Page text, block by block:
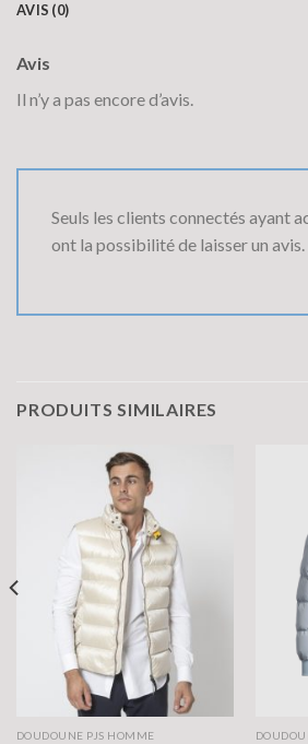
AVIS (0)
Avis
Il n’y a pas encore d’avis.
Seuls les clients connectés ayant
ont la possibilité de laisser un avis.
PRODUITS SIMILAIRES
DOUDOUNE PJS HOMME